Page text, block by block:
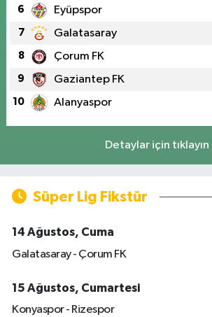
6 Eyüpspor
7 Galatasaray
8 Çorum FK
9 Gaziantep FK
10 Alanyaspor
Detaylar için tıklayın
Süper Lig Fikstür
14 Ağustos, Cuma
Galatasaray - Çorum FK
15 Ağustos, Cumartesi
Konyaspor - Rizespor